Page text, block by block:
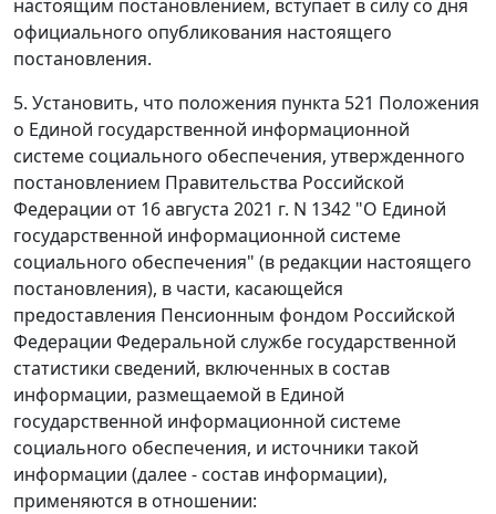
настоящим постановлением, вступает в силу со дня
официального опубликования настоящего
постановления.
5. Установить, что положения пункта 521 Положения
о Единой государственной информационной
системе социального обеспечения, утвержденного
постановлением Правительства Российской
Федерации от 16 августа 2021 г. N 1342 "О Единой
государственной информационной системе
социального обеспечения" (в редакции настоящего
постановления), в части, касающейся
предоставления Пенсионным фондом Российской
Федерации Федеральной службе государственной
статистики сведений, включенных в состав
информации, размещаемой в Единой
государственной информационной системе
социального обеспечения, и источники такой
информации (далее - состав информации),
применяются в отношении: